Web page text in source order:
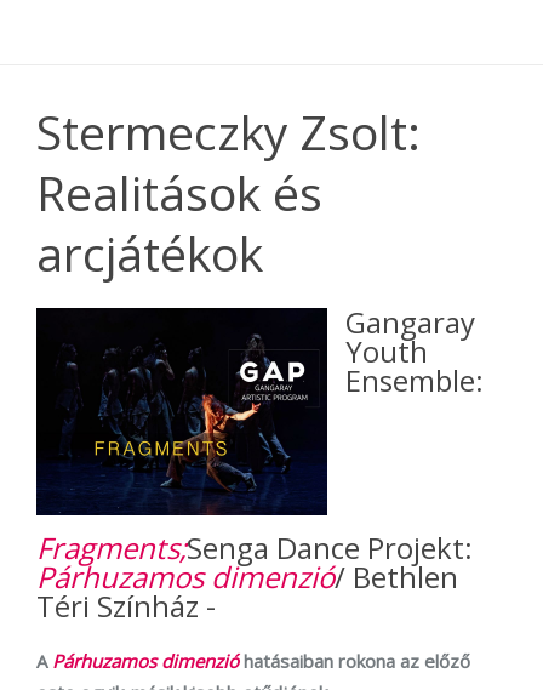
Stermeczky Zsolt:
Realitások és
arcjátékok
Gangaray
Youth
Ensemble:
Fragments;Senga Dance Projekt:
Párhuzamos dimenzió/ Bethlen
Téri Színház -
A Párhuzamos dimenzióhatásaiban rokona az előző